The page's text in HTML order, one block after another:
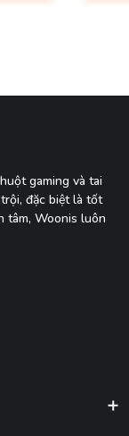
là
tiếp
gaming và tai
đặc biệt là tốt
tâm, Woonis luôn